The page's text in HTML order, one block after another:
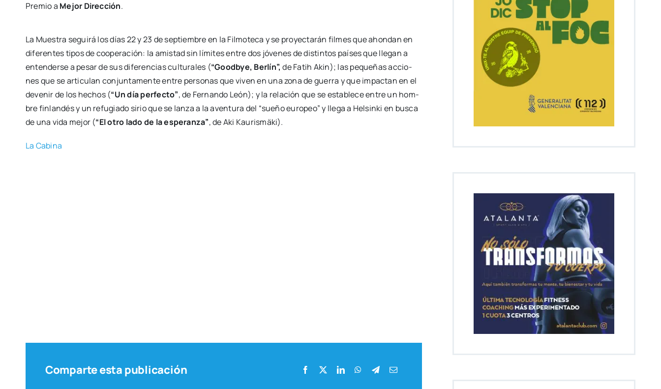
Pre­mio a Mejor Direc­ción.
La Mues­tra segui­rá los días 22 y 23 de sep­tiem­bre en la Fil­mo­te­ca y se pro­yec­ta­rán fil­mes que ahon­dan en
dife­ren­tes tipos de coope­ra­ción: la amis­tad sin lími­tes entre dos jóve­nes de dis­tin­tos paí­ses que lle­gan a
enten­der­se a pesar de sus dife­ren­cias cul­tu­ra­les (“Goodb­ye, Ber­lín”,de Fatih Akin); las peque­ñas accio­
nes que se arti­cu­lan con­jun­ta­men­te entre per­so­nas que viven en una zona de gue­rra y que impac­tan en el
deve­nir de los hechos (“Un día per­fec­to”, de Fer­nan­do León); y la rela­ción que se esta­ble­ce entre un hom­
bre fin­lan­dés y un refu­gia­do sirio que se lan­za a la aven­tu­ra del “sue­ño euro­peo” y lle­ga a Hel­sin­ki en bus­ca
de una vida mejor (“El otro lado de la espe­ran­za”, de Aki Kau­ris­mä­ki).
La Cabi­na